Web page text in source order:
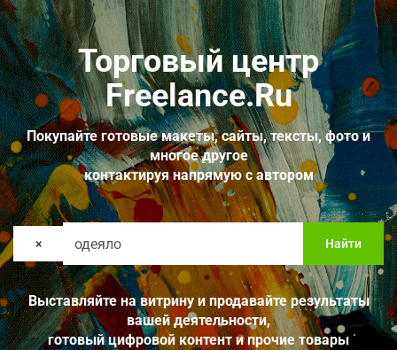
Торговый центр
Freelance.Ru
Покупайте готовые макеты, сайты, тексты, фото и
многое другое
контактируя напрямую с автором
× Найти
Выставляйте на витрину и продавайте результаты
вашей деятельности,
готовый цифровой контент и прочие товары